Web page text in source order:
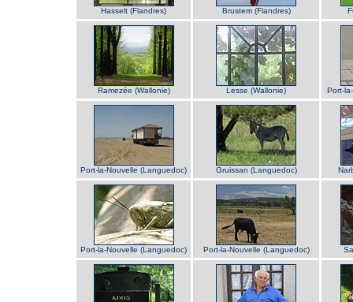
Hasselt (Flandres) Brustem (Flandres)
Ramezée (Wallonie) Lesse (Wallonie) Port-
Port-la-Nouvelle (Languedoc) Gruissan (Languedoc)
Port-la-Nouvelle (Languedoc) Port-la-Nouvelle (Languedoc)